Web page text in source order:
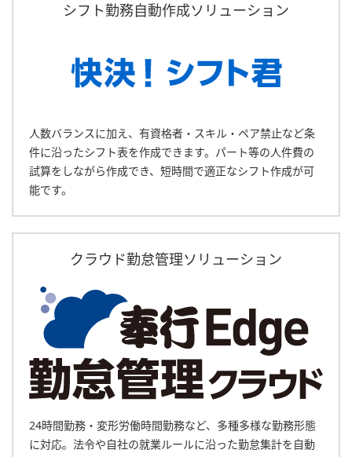
シフト勤務自動作成ソリューション
人数バランスに加え、有資格者・スキル・ペア禁止など条
件に沿ったシフト表を作成できます。パート等の人件費の
試算をしながら作成でき、短時間で適正なシフト作成が可
能です。
クラウド勤怠管理ソリューション
24時間勤務・変形労働時間勤務など、多種多様な勤務形態
に対応。法令や自社の就業ルールに沿った勤怠集計を自動